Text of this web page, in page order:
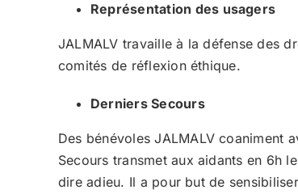
Représentation des usagers
JALMALV travaille à la défense des
comités de réflexion éthique.
Derniers Secours
Des bénévoles JALMALV coaniment
Secours transmet aux aidants en 6h
dire adieu. Il a pour but de